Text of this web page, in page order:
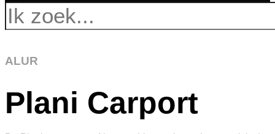
ALUR
Plani Carport